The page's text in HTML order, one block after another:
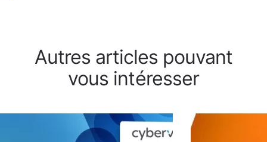
Autres articles pouvant
vous intéresser